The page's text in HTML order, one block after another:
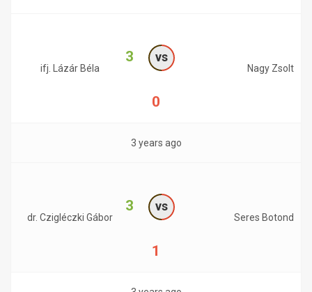
ifj. Lázár Béla
3 vs
0
Nagy Zsolt
3 years ago
dr. Czigléczki Gábor
3 vs
1
Seres Botond